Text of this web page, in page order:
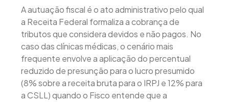
A autuação fiscal é o ato administrativo pelo qual
a Receita Federal formaliza a cobrança de
tributos que considera devidos e não pagos. No
caso das clínicas médicas, o cenário mais
frequente envolve a aplicação do percentual
reduzido de presunção para o lucro presumido
(8% sobre a receita bruta para o IRPJ e 12% para
a CSLL) quando o Fisco entende que a